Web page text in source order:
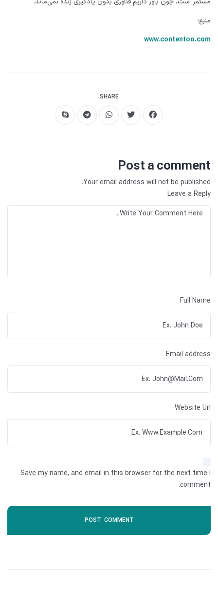
منبع:
www.contentoo.com
SHARE
Post a comment
Your email address will not be published.
Leave a Reply
Full Name
Email address
Website Url
Save my name, and email in this browser for the next time I
comment.